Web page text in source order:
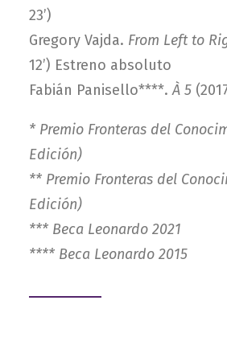
23’)
Gregory Vajda. From Left to
12’) Estreno absoluto
Fabián Panisello****.À 5
* Premio Fronteras del
Edición)
** Premio Fronteras del
Edición)
*** Beca Leonardo 2021
**** Beca Leonardo 2015